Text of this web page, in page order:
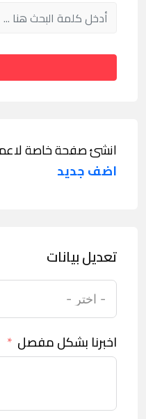
انشئ صفحة خاصة
اضف جديد
تعديل بيانات
اخبرنا بشكل مفصل